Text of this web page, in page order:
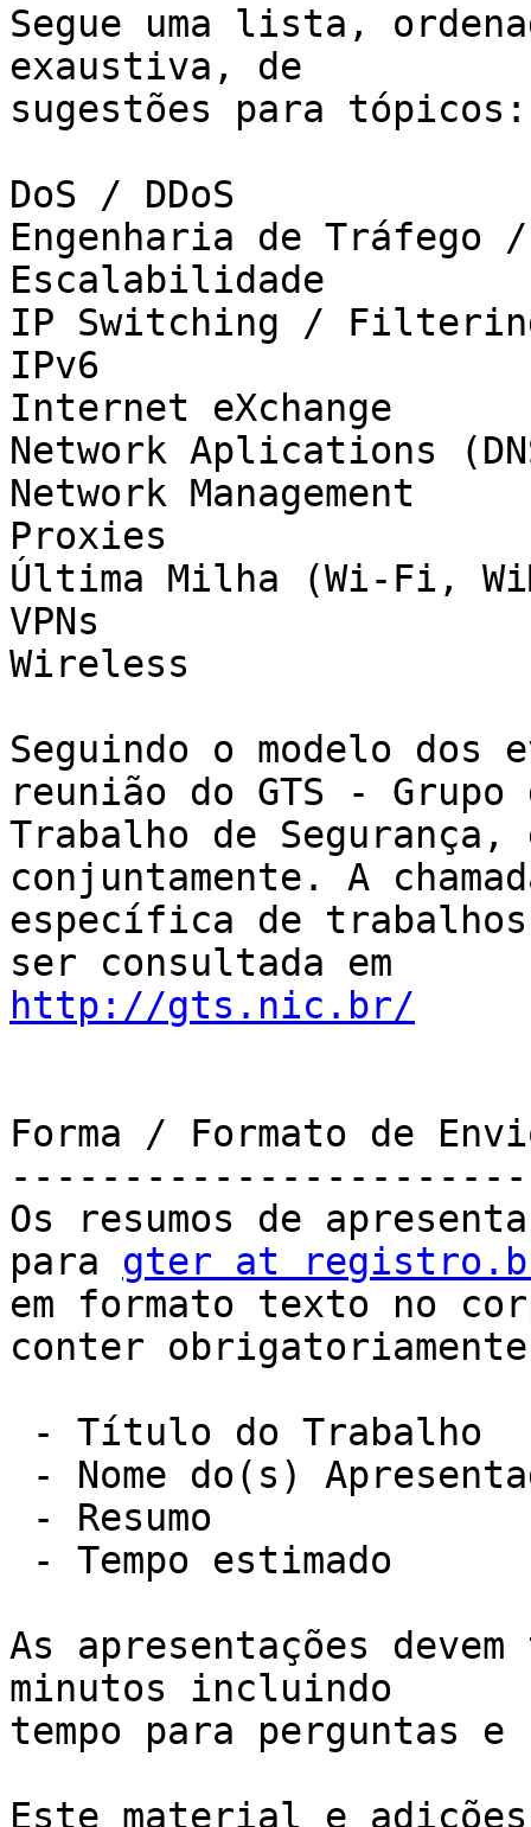
Segue uma lista,
exaustiva, de
sugestões para tópicos:
DoS / DDoS
Engenharia de Tráfego /
Escalabilidade
IP Switching /
IPv6
Internet eXchange
Network Aplications
Network Management
Proxies
Última Milha (Wi-Fi,
VPNs
Wireless
Seguindo o modelo
reunião do GTS - Grupo
Trabalho de
conjuntamente. A
específica de trabalhos
http://gts.nic.br/
Forma / Formato de
Os resumos de
para gter at
em formato texto no
conter
As apresentações
minutos incluindo
tempo para perguntas
Este material e